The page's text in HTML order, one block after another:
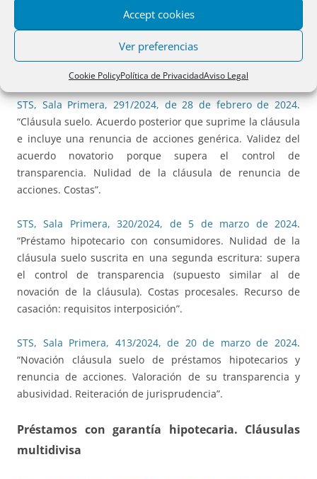
Accept cookies
Ver preferencias
Cookie PolicyPolítica de PrivacidadAviso Legal
STS, Sala Primera, 244/2024, de 26 de febrero de 2024
suelo y contiene una cláusula de renuncia de acciones.
Control de transparencia”.
STS, Sala Primera, 291/2024, de 28 de febrero de 2024.
“Cláusula suelo. Acuerdo posterior que suprime la cláusula
e incluye una renuncia de acciones genérica. Validez del
acuerdo novatorio porque supera el control de
transparencia. Nulidad de la cláusula de renuncia de
acciones. Costas”.
STS, Sala Primera, 320/2024, de 5 de marzo de 2024.
“Préstamo hipotecario con consumidores. Nulidad de la
cláusula suelo suscrita en una segunda escritura: supera
el control de transparencia (supuesto similar al de
novación de la cláusula). Costas procesales. Recurso de
casación: requisitos interposición”.
STS, Sala Primera, 413/2024, de 20 de marzo de 2024.
“Novación cláusula suelo de préstamos hipotecarios y
renuncia de acciones. Valoración de su transparencia y
abusividad. Reiteración de jurisprudencia”.
Préstamos con garantía hipotecaria. Cláusulas
multidivisa